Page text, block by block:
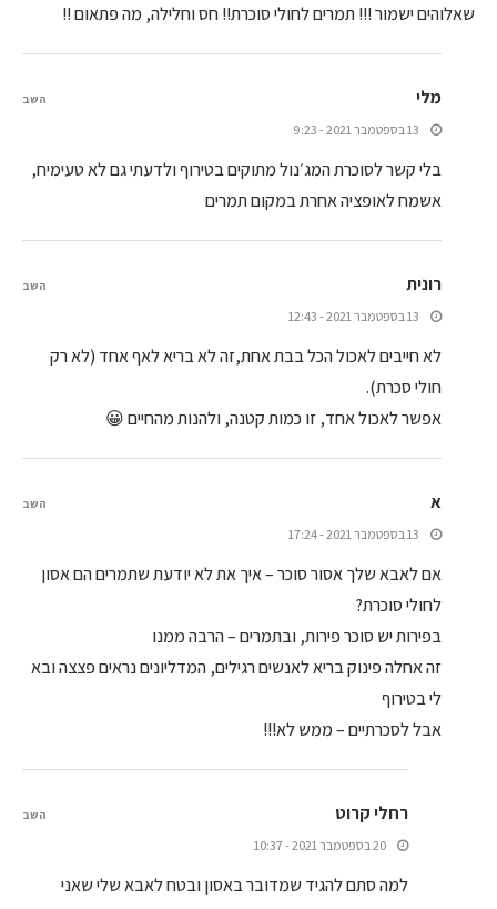
שאלוהים ישמור !!! תמרים לחולי סוכרת!! חס וחלילה, מה פתאום !!
מלי
13 בספטמבר 2021 - 9:23
בלי קשר לסוכרת המג׳נול מתוקים בטירוף ולדעתי גם לא טעימיח,
אשמח לאופציה אחרת במקום תמרים
השב
רונית
13 בספטמבר 2021 - 12:43
לא חייבים לאכול הכל בבת אחת,זה לא בריא לאף אחד (לא רק
חולי סכרת).
אפשר לאכול אחד, זו כמות קטנה, ולהנות מהחיים 😀
השב
א
13 בספטמבר 2021 - 17:24
אם לאבא שלך אסור סוכר – איך את לא יודעת שתמרים הם אסון
לחולי סוכרת?
בפירות יש סוכר פירות, ובתמרים – הרבה ממנו
זה אחלה פינוק בריא לאנשים רגילים, המדליונים נראים פצצה ובא
לי בטירוף
אבל לסכרתיים – ממש לא!!!
השב
רחלי קרוט
20 בספטמבר 2021 - 10:37
למה סתם להגיד שמדובר באסון ובטח לאבא שלי שאני
השב